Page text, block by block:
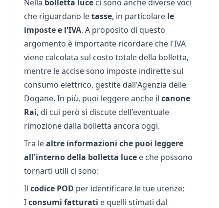
Nella bolletta luce ci sono anche diverse voci
che riguardano letasse, in particolare le
imposte e l'IVA. A proposito di questo
argomento è importante ricordare che l'IVA
viene calcolata sul costo totale della bolletta,
mentre le accise sono imposte indirette sul
consumo elettrico, gestite dall'Agenzia delle
Dogane. In più, puoi leggere anche il canone
Rai, di cui però si discute dell'eventuale
rimozione dalla bolletta ancora oggi.
Tra lealtre informazioni che puoi leggere
all'interno della bolletta luce e che possono
tornarti utili ci sono:
Il codice POD per identificare le tue utenze;
Iconsumi fatturati e quelli stimati dal